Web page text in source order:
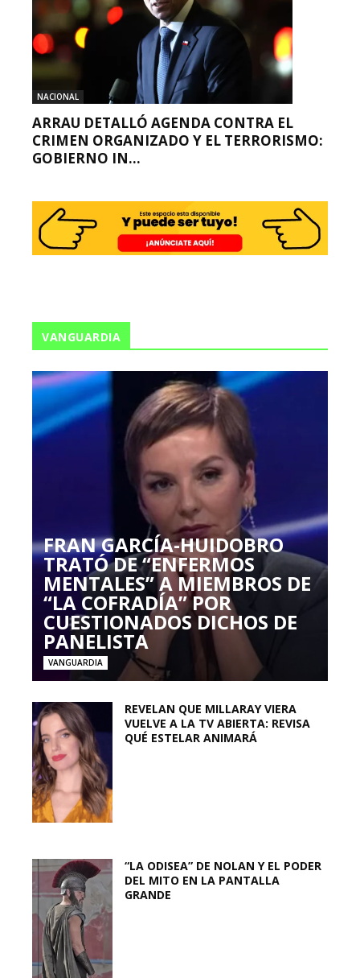
NACIONAL
ARRAU DETALLÓ AGENDA CONTRA EL
CRIMEN ORGANIZADO Y EL TERRORISMO:
GOBIERNO IN...
VANGUARDIA
FRAN GARCÍA-HUIDOBRO
TRATÓ DE “ENFERMOS
MENTALES” A MIEMBROS DE
“LA COFRADÍA” POR
CUESTIONADOS DICHOS DE
PANELISTA
VANGUARDIA
REVELAN QUE MILLARAY VIERA
VUELVE A LA TV ABIERTA: REVISA
QUÉ ESTELAR ANIMARÁ
“LA ODISEA” DE NOLAN Y EL PODER
DEL MITO EN LA PANTALLA
GRANDE